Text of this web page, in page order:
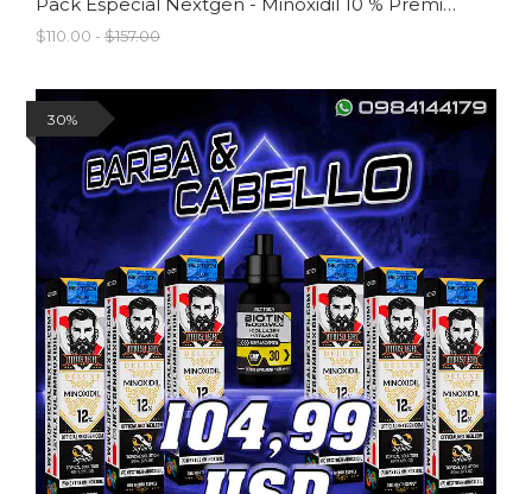
$110.00 - $157.00
30%